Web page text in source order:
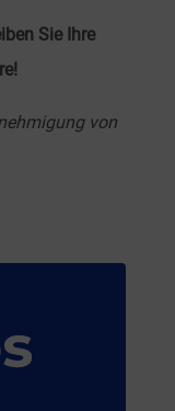
Sie Ihre
von